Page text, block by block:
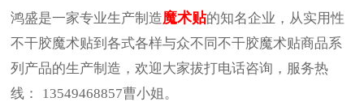
鸿盛是一家专业生产制造魔术贴的知名企业，从实用性
不干胶魔术贴到各式各样与众不同不干胶魔术贴商品系
列产品的生产制造，欢迎大家拔打电话咨询，服务热
线：
13549468857曹小姐 。